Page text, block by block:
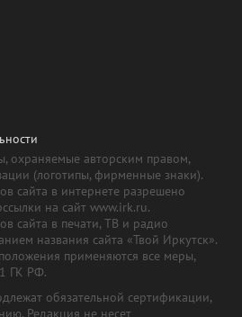
охраняемые авторским правом,
(логотипы, фирменные знаки).
сайта в интернете разрешено
на сайт www.irk.ru.
сайта в печати, ТВ и радио
названия сайта «Твой Иркутск».
применяются все меры,
ГК РФ.
обязательной сертификации,
Редакция не несет